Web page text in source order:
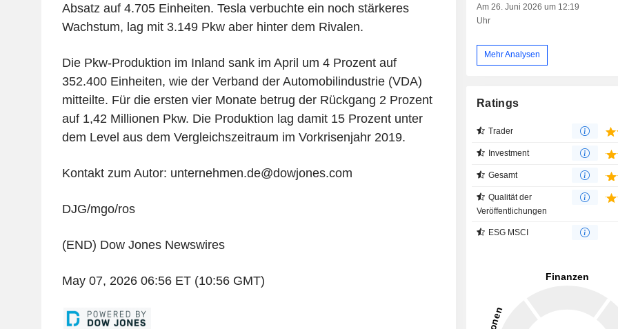
Absatz auf 4.705 Einheiten. Tesla verbuchte ein noch stärkeres
Wachstum, lag mit 3.149 Pkw aber hinter dem Rivalen.
Die Pkw-Produktion im Inland sank im April um 4 Prozent auf
352.400 Einheiten, wie der Verband der Automobilindustrie (VDA)
mitteilte. Für die ersten vier Monate betrug der Rückgang 2 Prozent
auf 1,42 Millionen Pkw. Die Produktion lag damit 15 Prozent unter
dem Level aus dem Vergleichszeitraum im Vorkrisenjahr 2019.
Kontakt zum Autor: unternehmen.de@dowjones.com
DJG/mgo/ros
(END) Dow Jones Newswires
May 07, 2026 06:56 ET (10:56 GMT)
Am 26. Juni 2026 um 12:19
Uhr
Mehr Analysen
Ratings
Trader
Investment
Gesamt
Qualität der
Veröffentlichungen
ESG MSCI